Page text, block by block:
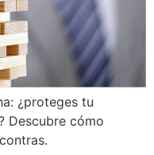
¿proteges tu
Descubre cómo